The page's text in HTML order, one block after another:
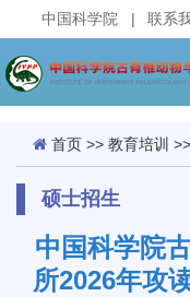
中国科学院 | 联系
首页 >> 教育培训 >>
硕士招生
中国科学院
所2026年攻